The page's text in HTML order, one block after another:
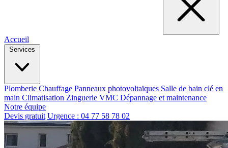
Accueil
Plomberie Chauffage Panneaux photovoltaïques Salle de bain clé en
main Climatisation Zinguerie VMC Dépannage et maintenance
Notre équipe
Devis gratuit Urgence : 04 77 58 78 02